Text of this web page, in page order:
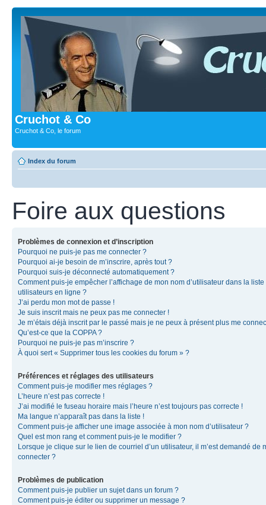
Cruchot & Co
Cruchot & Co, le forum
Index du forum
Foire aux questions
Problèmes de connexion et d’inscription
Pourquoi ne puis-je pas me connecter ?
Pourquoi ai-je besoin de m’inscrire, après tout ?
Pourquoi suis-je déconnecté automatiquement ?
Comment puis-je empêcher l’affichage de mon nom d’utilisateur dans la liste
utilisateurs en ligne ?
J’ai perdu mon mot de passe !
Je suis inscrit mais ne peux pas me connecter !
Je m’étais déjà inscrit par le passé mais je ne peux à présent plus me
Qu’est-ce que la COPPA ?
Pourquoi ne puis-je pas m’inscrire ?
À quoi sert « Supprimer tous les cookies du forum » ?
Préférences et réglages des utilisateurs
Comment puis-je modifier mes réglages ?
L’heure n’est pas correcte !
J’ai modifié le fuseau horaire mais l’heure n’est toujours pas correcte !
Ma langue n’apparaît pas dans la liste !
Comment puis-je afficher une image associée à mon nom d’utilisateur ?
Quel est mon rang et comment puis-je le modifier ?
Lorsque je clique sur le lien de courriel d’un utilisateur, il m’est demandé de
connecter ?
Problèmes de publication
Comment puis-je publier un sujet dans un forum ?
Comment puis-je éditer ou supprimer un message ?